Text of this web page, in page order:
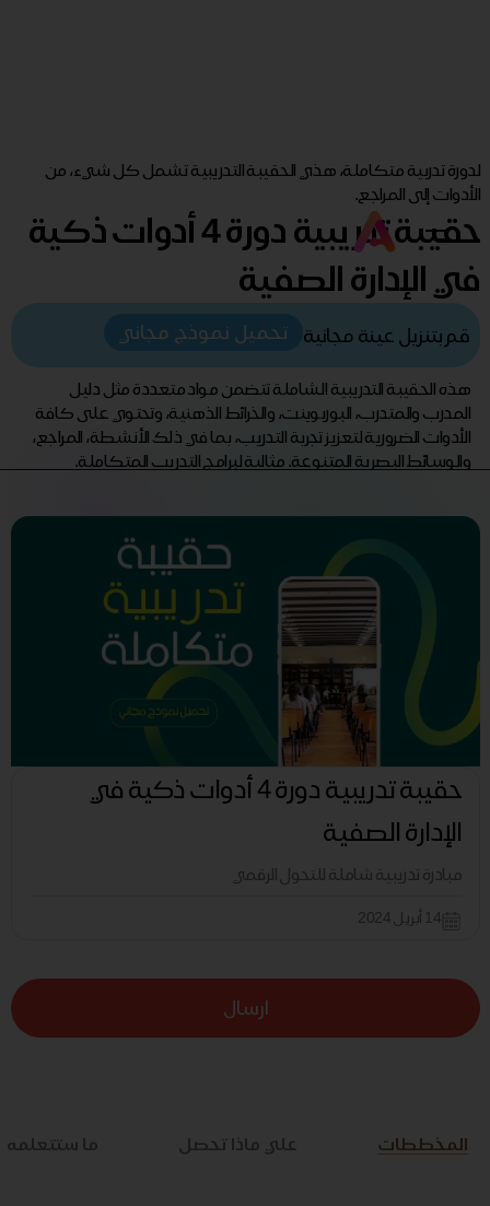
لدورة تدربية متكاملة، هذي الحقيبة التدريبية تشمل كل شيء، من
الأدوات إلى المراجع.
حقيبة تدريبية دورة 4 أدوات ذكية
في الإدارة الصفية
قم بتنزيل عينة مجانية تحميل نموذج مجاني
هذه الحقيبة التدريبية الشاملة تتضمن مواد متعددة مثل دليل
المدرب والمتدرب، البوربوينت، والخرائط الذهنية، وتحتوي على كافة
الأدوات الضرورية لتعزيز تجربة التدريب، بما في ذلك الأنشطة، المراجع،
والوسائط البصرية المتنوعة. مثالية لبرامج التدريب المتكاملة.
حقيبة تدريبية دورة 4 أدوات ذكية في
الإدارة الصفية
مبادرة تدريبية شاملة للتحول الرقمي
14 أبريل 2024
ارسال
المخططات علي ماذا تحصل ما ستتعلمه